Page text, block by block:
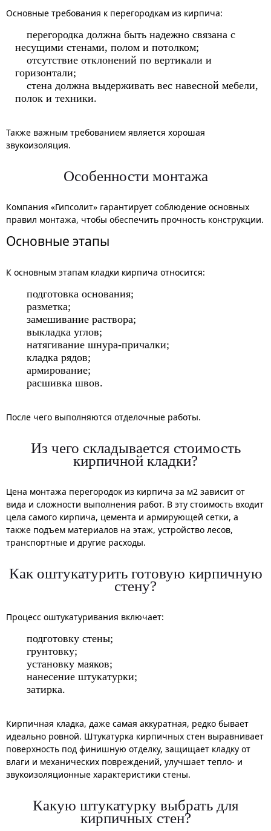
Основные требования к перегородкам из кирпича:
перегородка должна быть надежно связана с
несущими стенами, полом и потолком;
отсутствие отклонений по вертикали и
горизонтали;
стена должна выдерживать вес навесной мебели,
полок и техники.
Также важным требованием является хорошая
звукоизоляция.
Особенности монтажа
Компания «Гипсолит» гарантирует соблюдение основных
правил монтажа, чтобы обеспечить прочность конструкции.
Основные этапы
К основным этапам кладки кирпича относится:
подготовка основания;
разметка;
замешивание раствора;
выкладка углов;
натягивание шнура-причалки;
кладка рядов;
армирование;
расшивка швов.
После чего выполняются отделочные работы.
Из чего складывается стоимость
кирпичной кладки?
Цена монтажа перегородок из кирпича за м2 зависит от
вида и сложности выполнения работ. В эту стоимость входит
цела самого кирпича, цемента и армирующей сетки, а
также подъем материалов на этаж, устройство лесов,
транспортные и другие расходы.
Как оштукатурить готовую кирпичную
стену?
Процесс оштукатуривания включает:
подготовку стены;
грунтовку;
установку маяков;
нанесение штукатурки;
затирка.
Кирпичная кладка, даже самая аккуратная, редко бывает
идеально ровной. Штукатурка кирпичных стен выравнивает
поверхность под финишную отделку, защищает кладку от
влаги и механических повреждений, улучшает тепло- и
звукоизоляционные характеристики стены.
Какую штукатурку выбрать для
кирпичных стен?